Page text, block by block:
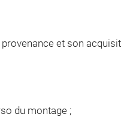
et son
du montage ;